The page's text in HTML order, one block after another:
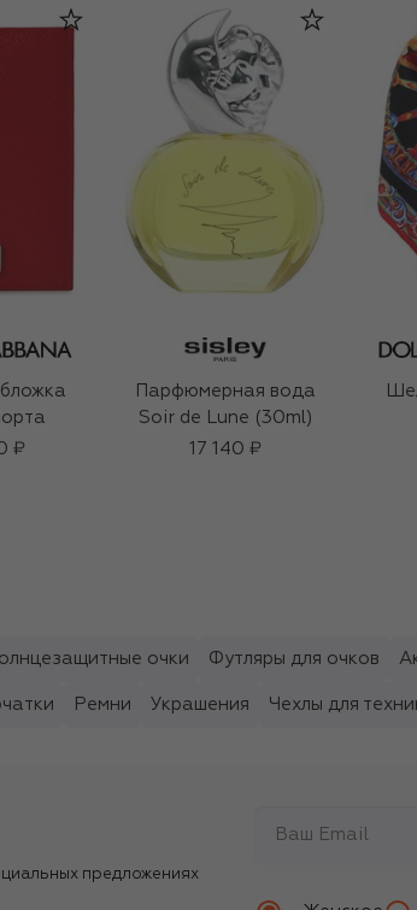
₽
Парфюмерная вода
Soir de Lune (30ml)
17 140 ₽
очки Футляры для очков
Ремни Украшения Чехлы для
предложениях